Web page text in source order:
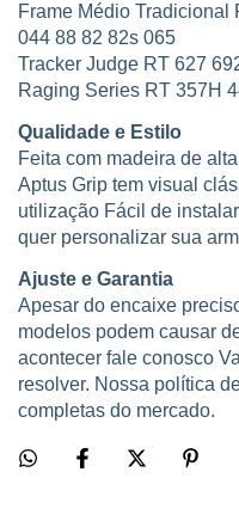
Frame Médio Tradicional
044 88 82 82s 065
Tracker Judge RT 627
Raging Series RT 357H
Qualidade e Estilo
Feita com madeira de
Aptus Grip tem visual
utilização Fácil de
quer personalizar sua
Ajuste e Garantia
Apesar do encaixe
modelos podem causar
acontecer fale conosco
resolver. Nossa política
completas do mercado.